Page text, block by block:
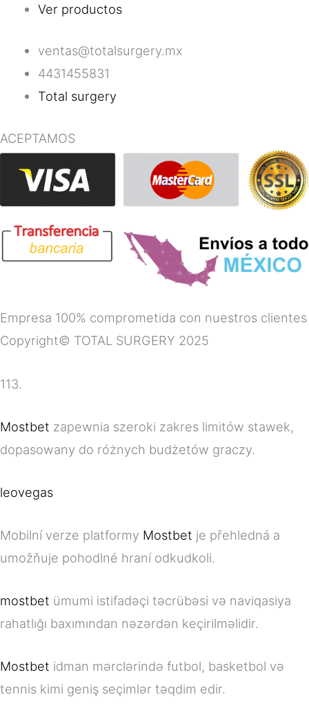
Ver productos
ventas@totalsurgery.mx
4431455831
Total surgery
ACEPTAMOS
Empresa 100% comprometida con nuestros clientes
Copyright© TOTAL SURGERY 2025
113.
Mostbet zapewnia szeroki zakres limitów stawek,
dopasowany do różnych budżetów graczy.
leovegas
Mobilní verze platformy Mostbet je přehledná a
umožňuje pohodlné hraní odkudkoli.
mostbet ümumi istifadəçi təcrübəsi və naviqasiya
rahatlığı baxımından nəzərdən keçirilməlidir.
Mostbet idman mərclərində futbol, basketbol və
tennis kimi geniş seçimlər təqdim edir.